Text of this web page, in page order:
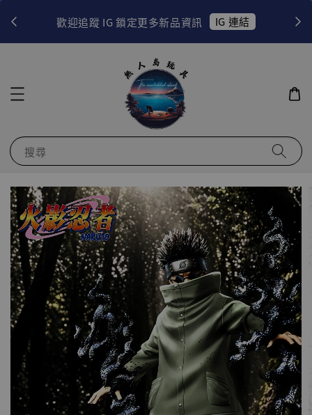
歡迎追蹤 IG 鎖定更多新品資訊 IG 連結
搜尋